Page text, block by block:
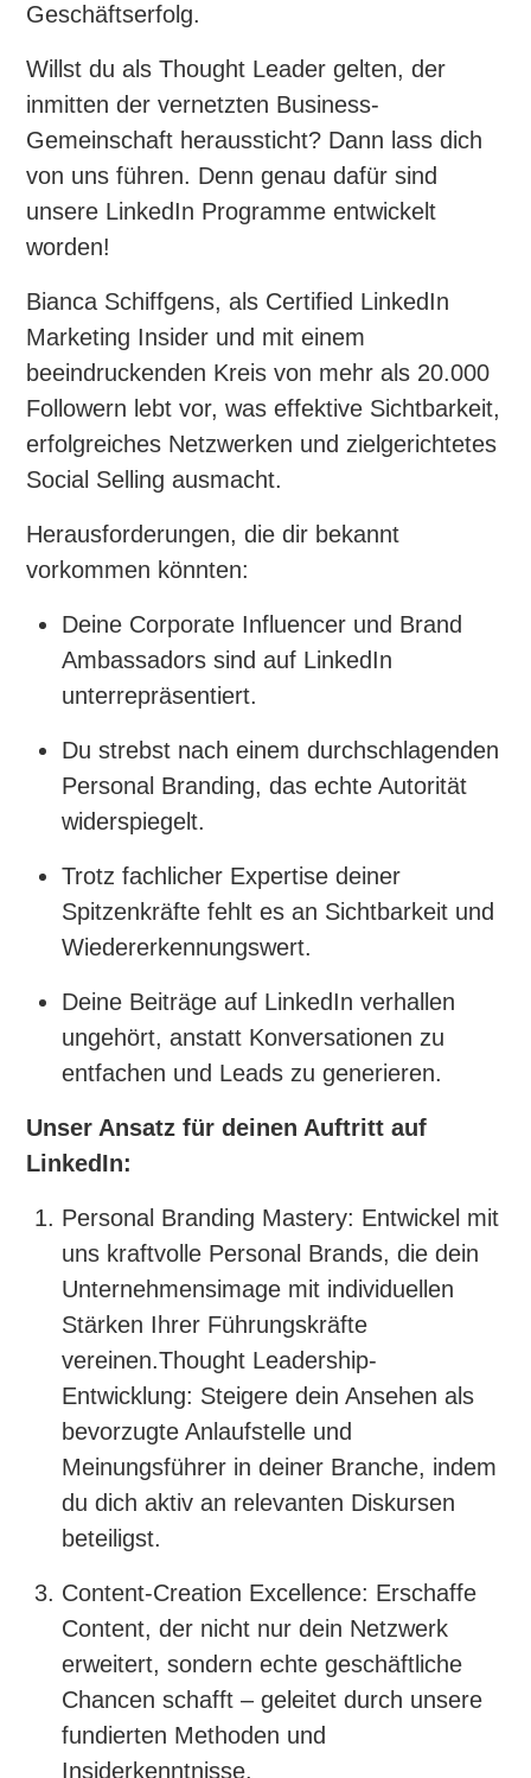
Geschäftserfolg.
Willst du als Thought Leader gelten, der
inmitten der vernetzten Business-
Gemeinschaft heraussticht? Dann lass dich
von uns führen. Denn genau dafür sind
unsere LinkedIn Programme entwickelt
worden!
Bianca Schiffgens, als Certified LinkedIn
Marketing Insider und mit einem
beeindruckenden Kreis von mehr als 20.000
Followern lebt vor, was effektive Sichtbarkeit,
erfolgreiches Netzwerken und zielgerichtetes
Social Selling ausmacht.
Herausforderungen, die dir bekannt
vorkommen könnten:
Deine Corporate Influencer und Brand
Ambassadors sind auf LinkedIn
unterrepräsentiert.
Du strebst nach einem durchschlagenden
Personal Branding, das echte Autorität
widerspiegelt.
Trotz fachlicher Expertise deiner
Spitzenkräfte fehlt es an Sichtbarkeit und
Wiedererkennungswert.
Deine Beiträge auf LinkedIn verhallen
ungehört, anstatt Konversationen zu
entfachen und Leads zu generieren.
Unser Ansatz für deinen Auftritt auf
LinkedIn:
Personal Branding Mastery: Entwickel mit
uns kraftvolle Personal Brands, die dein
Unternehmensimage mit individuellen
Stärken Ihrer Führungskräfte
vereinen.Thought Leadership-
Entwicklung: Steigere dein Ansehen als
bevorzugte Anlaufstelle und
Meinungsführer in deiner Branche, indem
du dich aktiv an relevanten Diskursen
beteiligst.
Content-Creation Excellence: Erschaffe
Content, der nicht nur dein Netzwerk
erweitert, sondern echte geschäftliche
Chancen schafft – geleitet durch unsere
fundierten Methoden und
Insiderkenntnisse.